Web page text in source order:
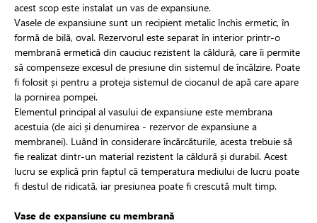
acest scop este instalat un vas de expansiune.
Vasele de expansiune sunt un recipient metalic închis ermetic, în
formă de bilă, oval. Rezervorul este separat în interior printr-o
membrană ermetică din cauciuc rezistent la căldură, care îi permite
să compenseze excesul de presiune din sistemul de încălzire. Poate
fi folosit și pentru a proteja sistemul de ciocanul de apă care apare
la pornirea pompei.
Elementul principal al vasului de expansiune este membrana
acestuia (de aici și denumirea - rezervor de expansiune a
membranei). Luând în considerare încărcăturile, acesta trebuie să
fie realizat dintr-un material rezistent la căldură și durabil. Acest
lucru se explică prin faptul că temperatura mediului de lucru poate
fi destul de ridicată, iar presiunea poate fi crescută mult timp.
Vase de expansiune cu membrană